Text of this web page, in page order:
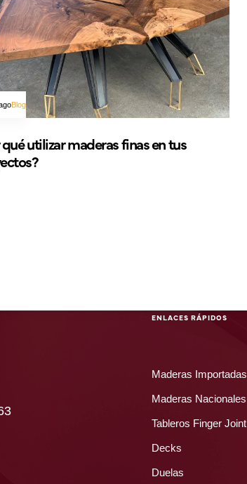
Blog
utilizar maderas finas en tus
ENLACES RÁPIDOS
Maderas Importadas
Maderas Nacionales
Tableros Finger Joint
Decks
Duelas